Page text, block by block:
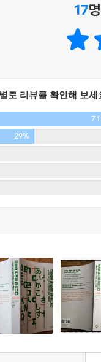
면 '으음, 저런 사전이
어사전』과 『신메
. 어떤 의미에서는
(생각대로 다룹니다).
여유가 없어져 곤란
롯이 용례 수집에만
음에는 사제였고 나중
는 현대인이 바라보
한 이야기라는 점이
었던 두 사람은 도쿄
만부의 발행부수를
고, 말을 모으고, 그 말
살아있는 현대어를
생.
원인이 전근대적인
의 혁명아’ 야마다 선
변해야 하는 숙명을
각을 원 없이 담았다
럼 표리일체의 관계
의 족적을 따라가며
17
로 리뷰를 확인해 보세
29%